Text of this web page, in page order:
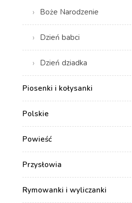
Boże Narodzenie
Dzień babci
Dzień dziadka
Piosenki i kołysanki
Polskie
Powieść
Przysłowia
Rymowanki i wyliczanki